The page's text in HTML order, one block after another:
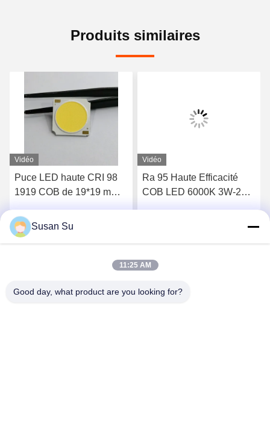
Produits similaires
Vidéo
Puce LED haute CRI 98
1919 COB de 19*19 mm
tension d'entrée pour un
éclairage de haute
Vidéo
Ra 95 Haute Efficacité
COB LED 6000K 3W-20W
Susan Su
11:25 AM
Good day, what product are you looking for?